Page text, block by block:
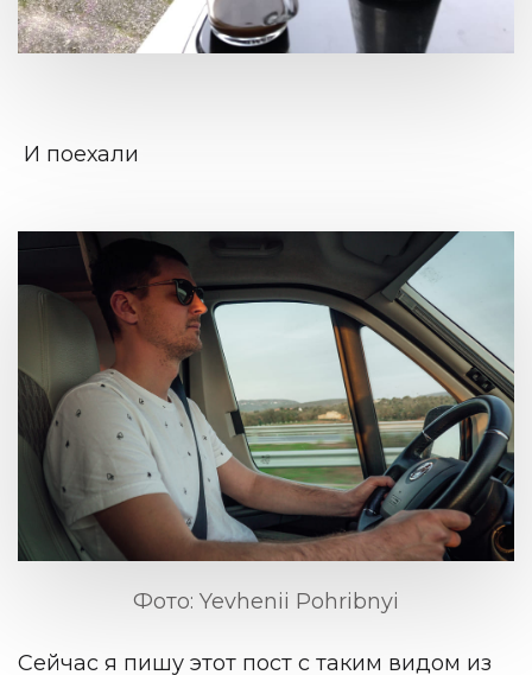
И поехали
Фото: Yevhenii Pohribnyi
Сейчас я пишу этот пост с таким видом из